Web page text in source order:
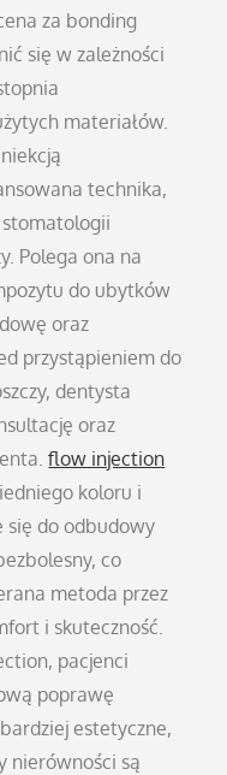
za bonding
się w zależności
materiałów.
technika,
stomatologii
Polega ona na
do ubytków
oraz
przystąpieniem do
dentysta
oraz
flow injection
koloru i
się do odbudowy
co
metoda przez
i skuteczność.
pacjenci
poprawę
estetyczne,
nierówności są